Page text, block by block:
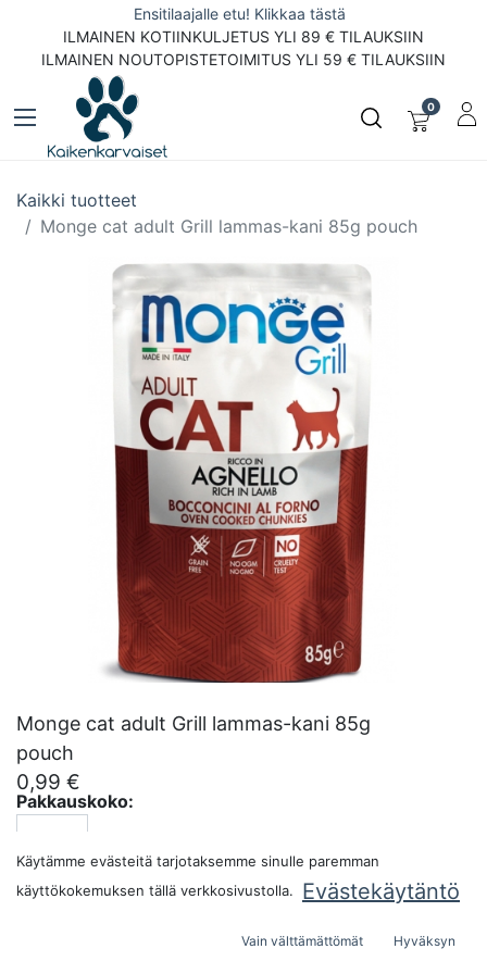
Ensitilaajalle etu! Klikkaa tästä
ILMAINEN KOTIINKULJETUS YLI 89 € TILAUKSIIN
ILMAINEN NOUTOPISTETOIMITUS YLI 59 € TILAUKSIIN
0
Kaikki tuotteet
Monge cat adult Grill lammas-kani 85g pouch
Monge cat adult Grill lammas-kani 85g
pouch
0,99 €
Pakkauskoko:
LISÄÄ OSTOSKORIIN
Käytämme evästeitä tarjotaksemme sinulle paremman
käyttökokemuksen tällä verkkosivustolla.
Evästekäytäntö
Vain välttämättömät Hyväksyn